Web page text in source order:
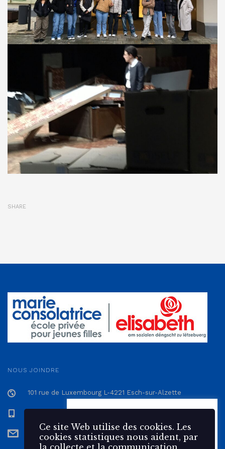
SHARE
NOUS JOINDRE
101 rue de Luxembourg L-4221 Esch-sur-Alzette
secretariat@epmc.lu
cookies. Les cookies statistiques
nous aident, par la collecte et la
communication d'informations,
Ce site Web utilise des cookies. Les
cookies statistiques nous aident, par
la collecte et la communication